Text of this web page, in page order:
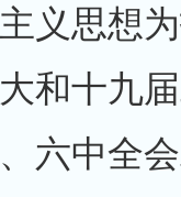
义思想
和十九
六中全